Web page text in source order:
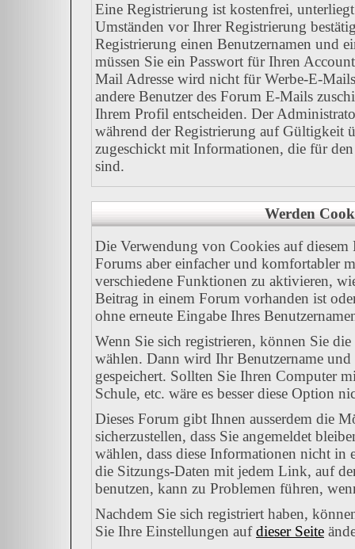
Eine Registrierung ist kostenfrei,
Umständen vor Ihrer Registrierung
Registrierung einen Benutzernamen und
müssen Sie ein Passwort für Ihren
Mail Adresse wird nicht für Werbe-E-
andere Benutzer des Forum E-Mails
Ihrem Profil entscheiden. Der
während der Registrierung auf
zugeschickt mit Informationen, die für
sind.
Werden
Die Verwendung von Cookies auf
Forums aber einfacher und komfortabler
verschiedene Funktionen zu aktivieren,
Beitrag in einem Forum vorhanden ist
ohne erneute Eingabe Ihres
Wenn Sie sich registrieren, können Sie
wählen. Dann wird Ihr Benutzername
gespeichert. Sollten Sie Ihren Computer
Schule, etc. wäre es besser diese Option
Dieses Forum gibt Ihnen ausserdem die
sicherzustellen, dass Sie angemeldet
wählen, dass diese Informationen nicht in
die Sitzungs-Daten mit jedem Link, auf
benutzen, kann zu Problemen führen,
Nachdem Sie sich registriert haben,
Sie Ihre Einstellungen aufdieser Seite